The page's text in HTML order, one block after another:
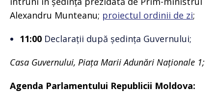
Alexandru Munteanu; proiectul ordinii de zi;
11:00 Declarații după ședința Guvernului;
Casa Guvernului, Piața Marii Adunări Naționale 1;
Agenda Parlamentului Republicii Moldova: